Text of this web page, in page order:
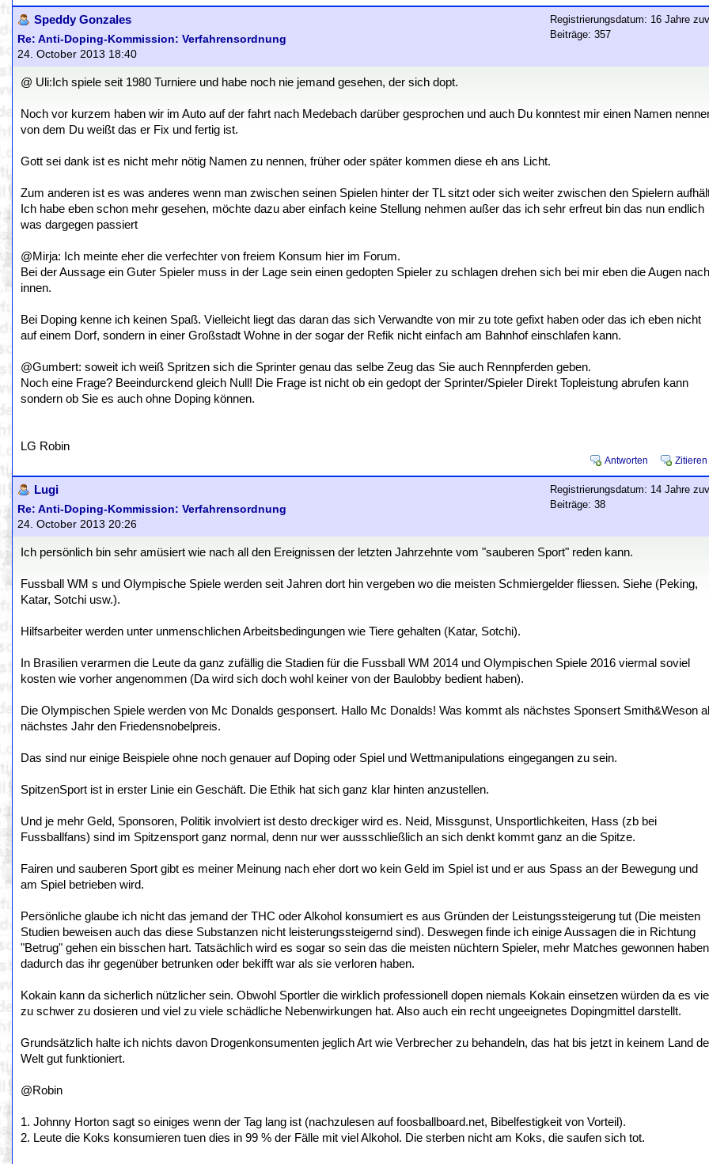
Speddy Gonzales
Re: Anti-Doping-Kommission: Verfahrensordnung
24. October 2013 18:40
Registrierungsdatum: 16 Jahre
Beiträge: 357
@ Uli:Ich spiele seit 1980 Turniere und habe noch nie jemand gesehen, der sich dopt.
Noch vor kurzem haben wir im Auto auf der fahrt nach Medebach darüber gesprochen und auch Du konntest mir einen Namen
von dem Du weißt das er Fix und fertig ist.
Gott sei dank ist es nicht mehr nötig Namen zu nennen, früher oder später kommen diese eh ans Licht.
Zum anderen ist es was anderes wenn man zwischen seinen Spielen hinter der TL sitzt oder sich weiter zwischen den Spielern
Ich habe eben schon mehr gesehen, möchte dazu aber einfach keine Stellung nehmen außer das ich sehr erfreut bin das nun endlich
was dargegen passiert
@Mirja: Ich meinte eher die verfechter von freiem Konsum hier im Forum.
Bei der Aussage ein Guter Spieler muss in der Lage sein einen gedopten Spieler zu schlagen drehen sich bei mir eben die Augen nach
innen.
Bei Doping kenne ich keinen Spaß. Vielleicht liegt das daran das sich Verwandte von mir zu tote gefixt haben oder das ich eben nicht
auf einem Dorf, sondern in einer Großstadt Wohne in der sogar der Refik nicht einfach am Bahnhof einschlafen kann.
@Gumbert: soweit ich weiß Spritzen sich die Sprinter genau das selbe Zeug das Sie auch Rennpferden geben.
Noch eine Frage? Beeindurckend gleich Null! Die Frage ist nicht ob ein gedopt der Sprinter/Spieler Direkt Topleistung abrufen kann
sondern ob Sie es auch ohne Doping können.
LG Robin
Antworten Zitieren
Lugi
Re: Anti-Doping-Kommission: Verfahrensordnung
24. October 2013 20:26
Registrierungsdatum: 14 Jahre
Beiträge: 38
Ich persönlich bin sehr amüsiert wie nach all den Ereignissen der letzten Jahrzehnte vom "sauberen Sport" reden kann.
Fussball WM s und Olympische Spiele werden seit Jahren dort hin vergeben wo die meisten Schmiergelder fliessen. Siehe (Peking,
Katar, Sotchi usw.).
Hilfsarbeiter werden unter unmenschlichen Arbeitsbedingungen wie Tiere gehalten (Katar, Sotchi).
In Brasilien verarmen die Leute da ganz zufällig die Stadien für die Fussball WM 2014 und Olympischen Spiele 2016 viermal soviel
kosten wie vorher angenommen (Da wird sich doch wohl keiner von der Baulobby bedient haben).
Die Olympischen Spiele werden von Mc Donalds gesponsert. Hallo Mc Donalds! Was kommt als nächstes Sponsert Smith&Weson
nächstes Jahr den Friedensnobelpreis.
Das sind nur einige Beispiele ohne noch genauer auf Doping oder Spiel und Wettmanipulations eingegangen zu sein.
SpitzenSport ist in erster Linie ein Geschäft. Die Ethik hat sich ganz klar hinten anzustellen.
Und je mehr Geld, Sponsoren, Politik involviert ist desto dreckiger wird es. Neid, Missgunst, Unsportlichkeiten, Hass (zb bei
Fussballfans) sind im Spitzensport ganz normal, denn nur wer aussschließlich an sich denkt kommt ganz an die Spitze.
Fairen und sauberen Sport gibt es meiner Meinung nach eher dort wo kein Geld im Spiel ist und er aus Spass an der Bewegung und
am Spiel betrieben wird.
Persönliche glaube ich nicht das jemand der THC oder Alkohol konsumiert es aus Gründen der Leistungssteigerung tut (Die meisten
Studien beweisen auch das diese Substanzen nicht leisterungssteigernd sind). Deswegen finde ich einige Aussagen die in Richtung
"Betrug" gehen ein bisschen hart. Tatsächlich wird es sogar so sein das die meisten nüchtern Spieler, mehr Matches gewonnen haben
dadurch das ihr gegenüber betrunken oder bekifft war als sie verloren haben.
Kokain kann da sicherlich nützlicher sein. Obwohl Sportler die wirklich professionell dopen niemals Kokain einsetzen würden da es
zu schwer zu dosieren und viel zu viele schädliche Nebenwirkungen hat. Also auch ein recht ungeeignetes Dopingmittel darstellt.
Grundsätzlich halte ich nichts davon Drogenkonsumenten jeglich Art wie Verbrecher zu behandeln, das hat bis jetzt in keinem Land
Welt gut funktioniert.
@Robin
1. Johnny Horton sagt so einiges wenn der Tag lang ist (nachzulesen auf foosballboard.net, Bibelfestigkeit von Vorteil).
2. Leute die Koks konsumieren tuen dies in 99 % der Fälle mit viel Alkohol. Die sterben nicht am Koks, die saufen sich tot.